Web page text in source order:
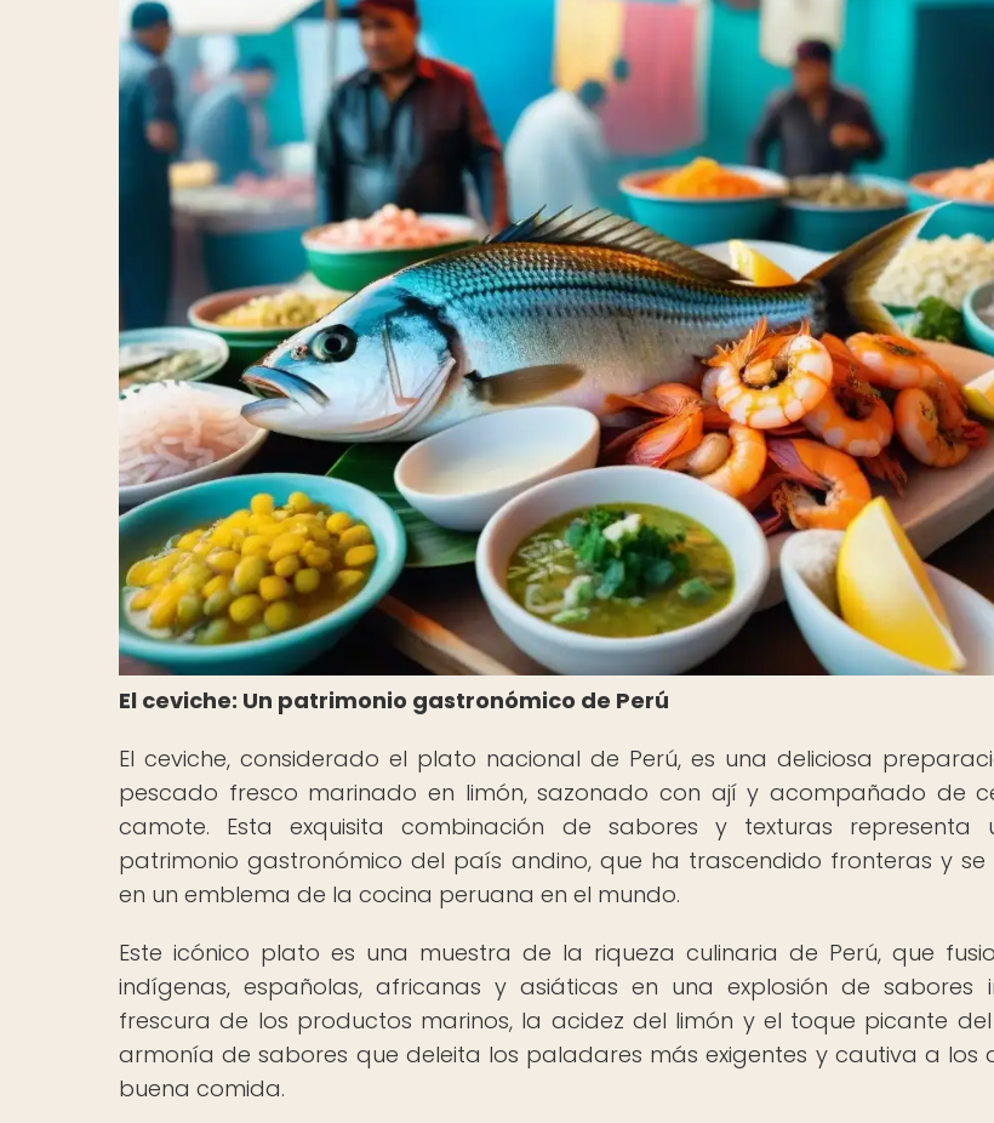
El ceviche: Un patrimonio gastronómico de Perú
El ceviche, considerado el plato nacional de Perú, es una deliciosa
pescado fresco marinado en limón, sazonado con ají y acompañado de
camote. Esta exquisita combinación de sabores y texturas representa
patrimonio gastronómico del país andino, que ha trascendido fronteras y
en un emblema de la cocina peruana en el mundo.
Este icónico plato es una muestra de la riqueza culinaria de Perú, que
indígenas, españolas, africanas y asiáticas en una explosión de sabores
frescura de los productos marinos, la acidez del limón y el toque picante
armonía de sabores que deleita los paladares más exigentes y cautiva a los
buena comida.